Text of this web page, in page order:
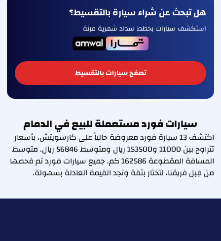
هل تبحث عن شراء سيارة بالتقسيط؟
استكشف سيارات بخطط سداد شهرية مرنة
تصفح سيارات بالتقسيط
سيارات فورد مستعملة للبيع في الدمام
اكتشف 13 سيارة فورد معروضة حالياً على كارسويتش، بأسعار
تتراوح بين 11000 و153500 ريال ومتوسط 56846 ريال. متوسط
المسافة المقطوعة 162586 كم. جميع سيارات فورد تم فحصها
من قِبل فريقنا، لتختار بثقة وتجد القيمة العادلة بسهولة.